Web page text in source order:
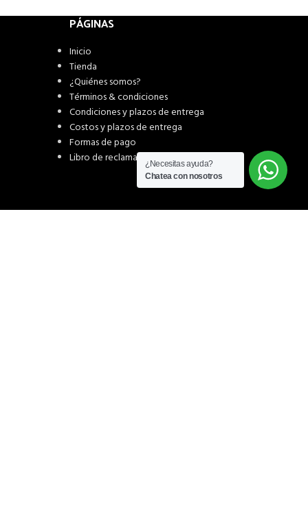
PÁGINAS
Inicio
Tienda
¿Quiénes somos?
Términos & condiciones
Condiciones y plazos de entrega
Costos y plazos de entrega
Formas de pago
Libro de reclamaciones¿Necesitas ayuda?
Chatea con nosotros